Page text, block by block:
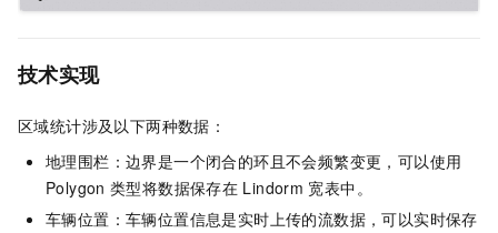
技术实现
区域统计涉及以下两种数据：
地理围栏：边界是一个闭合的环且不会频繁变更，可以使用
Polygon 类型将数据保存在 Lindorm 宽表中。
车辆位置：车辆位置信息是实时上传的流数据，可以实时保存